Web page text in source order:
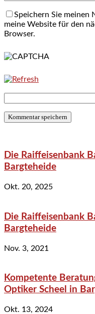
Speichern Sie meinen
meine Website für den
Browser.
Die Raiffeisenbank
Bargteheide
Okt. 20, 2025
Die Raiffeisenbank
Bargteheide
Nov. 3, 2021
Kompetente
Optiker Scheel in
Okt. 13, 2024